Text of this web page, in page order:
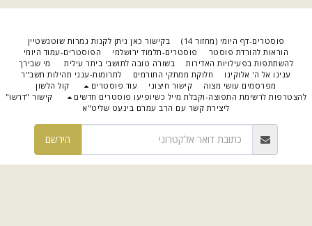
פוסטרים-דף היומי (מחזור 14)
בקישור כאן ניתן לקנות גמרות שוטנשטיין
הוראות להורדת פוסטר
פוסטרים-תלמוד ירושלמי
הפוסטרים-עמוד היומי
להשתתפות בפעילויות האדירות
בשורה טובה לתושבי ביתר עילית
מי שבירך
ענינו אל ה' אלוקינו
חלוקת ממתקי התורמים
לתרומות-ענני תהילות תשב"ר
מפרסמים עושי מצוה
קישור חיצוני עוד פוסטרים
קול הלשון
לרשימת התפוצה-וקבלת מייל כשיופיעו פוסטרים חדשים
קישור "דרשו"
ליצירת קשר עם הרב עמרם בינעט שליט"א
הירשם